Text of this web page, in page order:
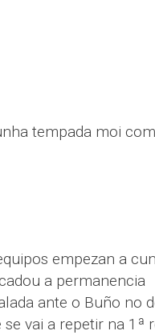
tempada moi
empezan a
a permanencia
ante o Buño no
vai a repetir na 1ª